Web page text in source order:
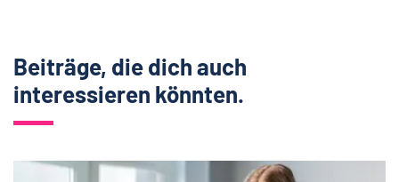
Beiträge, die dich auch
interessieren könnten.